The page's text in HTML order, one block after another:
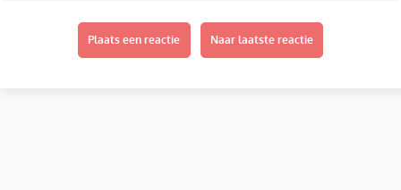
Plaats een reactie Naar laatste reactie